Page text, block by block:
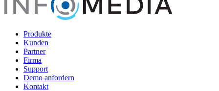
Produkte
Kunden
Partner
Firma
Support
Demo anfordern
Kontakt